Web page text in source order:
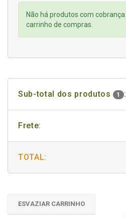
Não há produtos com
carrinho de compras.
Sub-total dos produtos 1 :
Frete:
TOTAL:
ESVAZIAR CARRINHO